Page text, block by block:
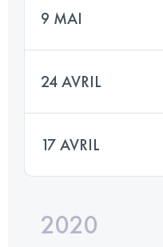
9 MAI
24 AVRIL
17 AVRIL
2020